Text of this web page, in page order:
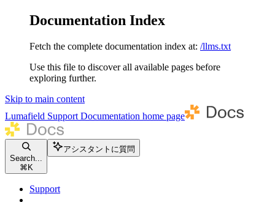
Documentation Index
Fetch the complete documentation index at: /llms.txt
Use this file to discover all available pages before
exploring further.
Skip to main content
Lumafield Support Documentation home page
Search...
⌘ K
アシスタントに質問
Support